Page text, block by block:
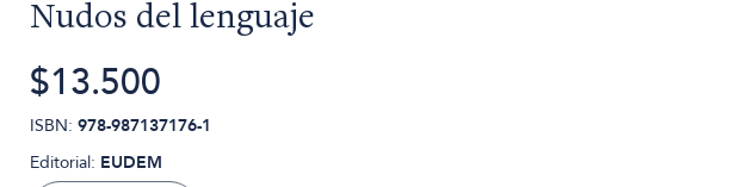
Nudos del lenguaje
$13.500
ISBN: 978-987137176-1
Editorial: EUDEM